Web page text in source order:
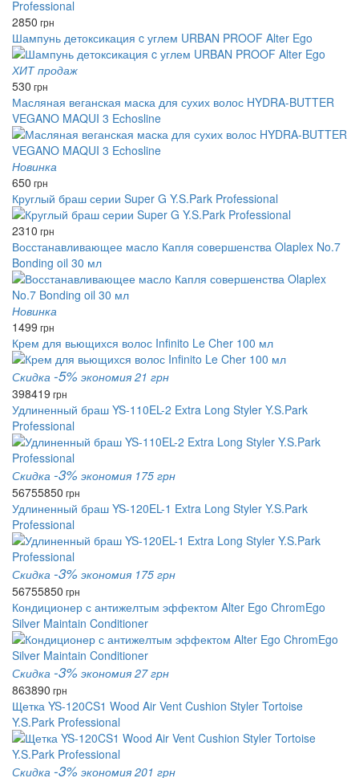
2850 грн
Шампунь детоксикация c углем URBAN PROOF Alter Ego
ХИТ продаж
530 грн
Масляная веганская маска для сухих волос HYDRA-BUTTER
VEGANO MAQUI 3 Echosline
Новинка
650 грн
Круглый браш серии Super G Y.S.Park Professional
2310 грн
Восстанавливающее масло Капля совершенства Olaplex No.7
Bonding oil 30 мл
Новинка
1499 грн
Крем для вьющихся волос Infinito Le Cher 100 мл
Скидка -5% экономия 21 грн
398419 грн
Удлиненный браш YS-110EL-2 Extra Long Styler Y.S.Park
Professional
Скидка -3% экономия 175 грн
56755850 грн
Удлиненный браш YS-120EL-1 Extra Long Styler Y.S.Park
Professional
Скидка -3% экономия 175 грн
56755850 грн
Кондиционер с антижелтым эффектом Alter Ego ChromEgo
Silver Maintain Conditioner
Скидка -3% экономия 27 грн
863890 грн
Щетка YS-120CS1 Wood Air Vent Cushion Styler Tortoise
Y.S.Park Professional
Скидка -3% экономия 201 грн